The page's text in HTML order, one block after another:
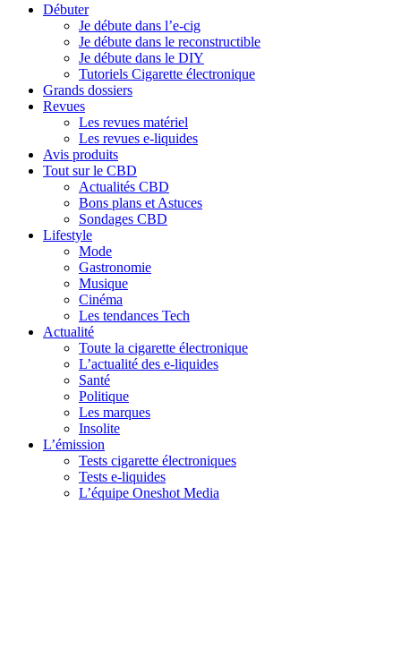
Débuter
Je débute dans l’e-cig
Je débute dans le reconstructible
Je débute dans le DIY
Tutoriels Cigarette électronique
Grands dossiers
Revues
Les revues matériel
Les revues e-liquides
Avis produits
Tout sur le CBD
Actualités CBD
Bons plans et Astuces
Sondages CBD
Lifestyle
Mode
Gastronomie
Musique
Cinéma
Les tendances Tech
Actualité
Toute la cigarette électronique
L’actualité des e-liquides
Santé
Politique
Les marques
Insolite
L’émission
Tests cigarette électroniques
Tests e-liquides
L’équipe Oneshot Media